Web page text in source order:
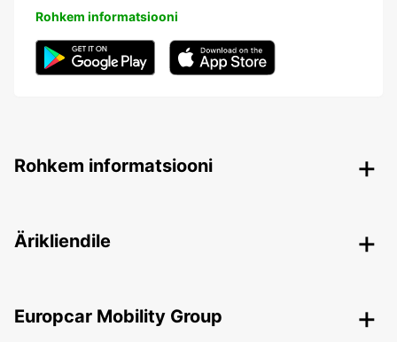
Rohkem informatsiooni
Rohkem informatsiooni
Ärikliendile
Europcar Mobility Group